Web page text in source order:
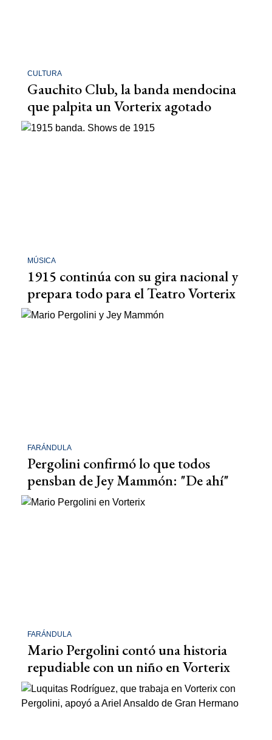
CULTURA
Gauchito Club, la banda mendocina
que palpita un Vorterix agotado
MÚSICA
1915 continúa con su gira nacional y
prepara todo para el Teatro Vorterix
FARÁNDULA
Pergolini confirmó lo que todos
pensban de Jey Mammón: "De ahí"
FARÁNDULA
Mario Pergolini contó una historia
repudiable con un niño en Vorterix